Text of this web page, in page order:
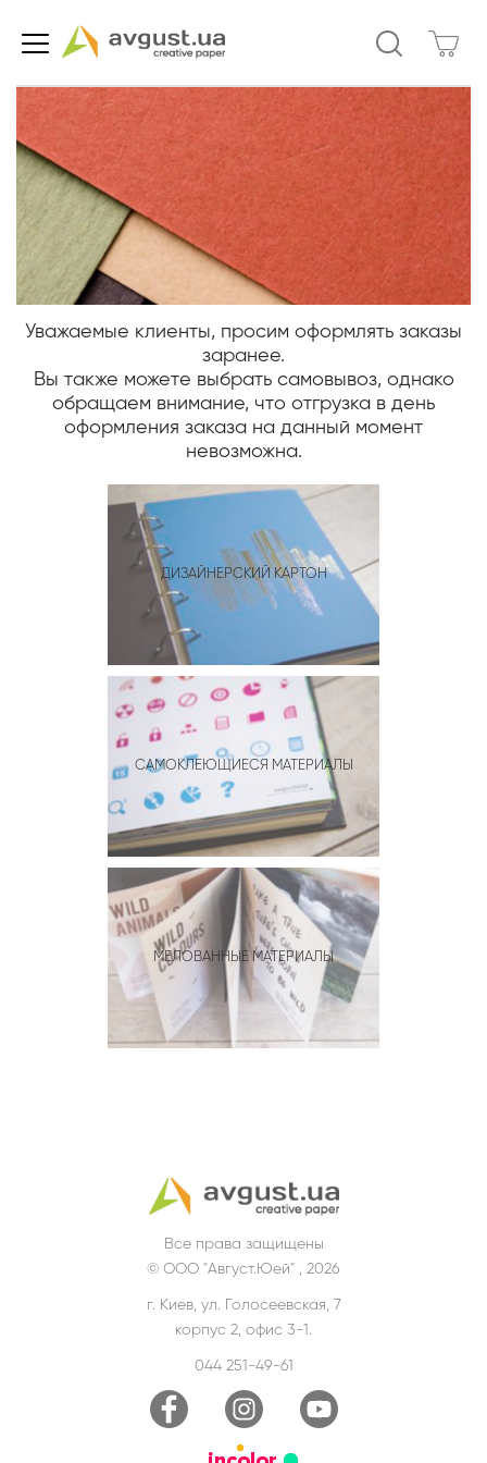
Уважаемые клиенты, просим оформлять заказы
заранее.
Вы также можете выбрать самовывоз, однако
обращаем внимание, что отгрузка в день
оформления заказа на данный момент
невозможна.
ДИЗАЙНЕРСКИЙ КАРТОН
САМОКЛЕЮЩИЕСЯ МАТЕРИАЛЫ
МЕЛОВАННЫЕ МАТЕРИАЛЫ
Все права защищены
© ООО "Август.Юей" , 2026
г. Киев, ул. Голосеевская, 7
корпус 2, офис 3-1.
044 251-49-61